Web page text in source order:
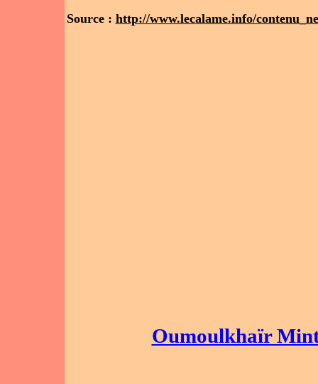
Source : http://www.lecalame.info/
Oumoulkhaïr Mint